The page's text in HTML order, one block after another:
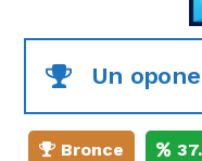
Un
Bronce